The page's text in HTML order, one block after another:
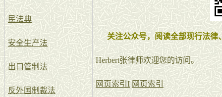
民法典
安全生产法
出口管制法
反外国制裁法
关注公众号，阅读全部现行法律
Herbert张律师欢迎您的访问。
网页索引I 网页索引